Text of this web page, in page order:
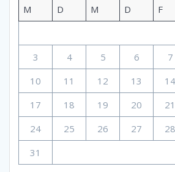
M D M D F
3
4 5 6 7
10
11 12 13 14
17
18 19 20 21
24
25 26 27 28
31